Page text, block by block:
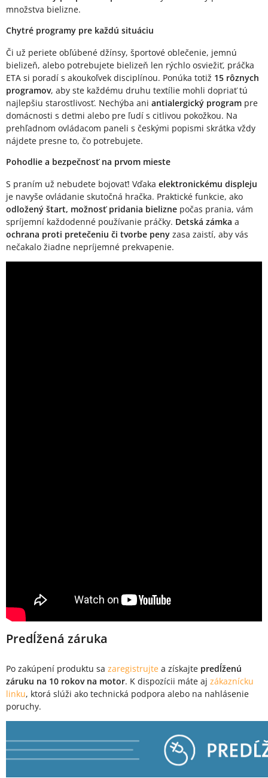
množstva bielizne.
Chytré programy pre každú situáciu
Či už periete obľúbené džínsy, športové oblečenie, jemnú
bielizeň, alebo potrebujete bielizeň len rýchlo osviežiť, práčka
ETA si poradí s akoukoľvek disciplínou. Ponúka totiž 15 rôznych
programov, aby ste každému druhu textílie mohli dopriať tú
najlepšiu starostlivosť. Nechýba ani antialergický program pre
domácnosti s deťmi alebo pre ľudí s citlivou pokožkou. Na
prehľadnom ovládacom paneli s českými popismi skrátka vždy
nájdete presne to, čo potrebujete.
Pohodlie a bezpečnosť na prvom mieste
S praním už nebudete bojovať! Vďaka elektronickému displeju
je navyše ovládanie skutočná hračka. Praktické funkcie, ako
odložený štart, možnosť pridania bielizne počas prania, vám
spríjemní každodenné používanie práčky. Detská zámka a
ochrana proti pretečeniu či tvorbe peny zasa zaistí, aby vás
nečakalo žiadne nepríjemné prekvapenie.
Predĺžená záruka
Po zakúpení produktu sa zaregistrujte a získajte predĺženú
záruku na 10 rokov na motor. K dispozícii máte aj zákaznícku
linku, ktorá slúži ako technická podpora alebo na nahlásenie
poruchy.